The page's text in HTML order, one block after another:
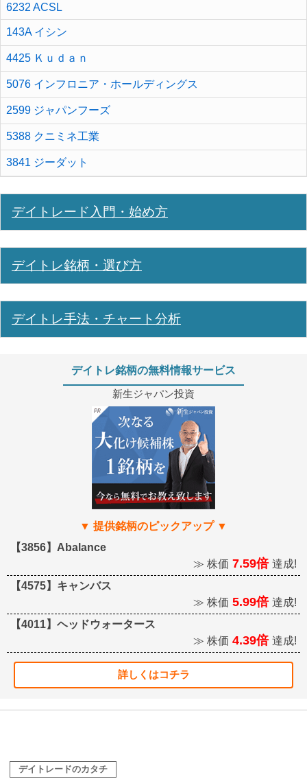
6232 ACSL
143A イシン
4425 Ｋｕｄａｎ
5076 インフロニア・ホールディングス
2599 ジャパンフーズ
5388 クニミネ工業
3841 ジーダット
デイトレード入門・始め方
デイトレ銘柄・選び方
デイトレ手法・チャート分析
デイトレ銘柄の無料情報サービス
新生ジャパン投資
【3856】Abalance
≫ 株価 7.59倍 達成!
【4575】キャンバス
≫ 株価 5.99倍 達成!
【4011】ヘッドウォータース
≫ 株価 4.39倍 達成!
詳しくはコチラ
デイトレードのカタチ